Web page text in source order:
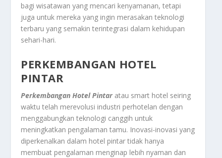
bagi wisatawan yang mencari kenyamanan, tetapi
juga untuk mereka yang ingin merasakan teknologi
terbaru yang semakin terintegrasi dalam kehidupan
sehari-hari.
PERKEMBANGAN HOTEL
PINTAR
Perkembangan Hotel Pintaratau smart hotel seiring
waktu telah merevolusi industri perhotelan dengan
menggabungkan teknologi canggih untuk
meningkatkan pengalaman tamu. Inovasi-inovasi yang
diperkenalkan dalam hotel pintar tidak hanya
membuat pengalaman menginap lebih nyaman dan